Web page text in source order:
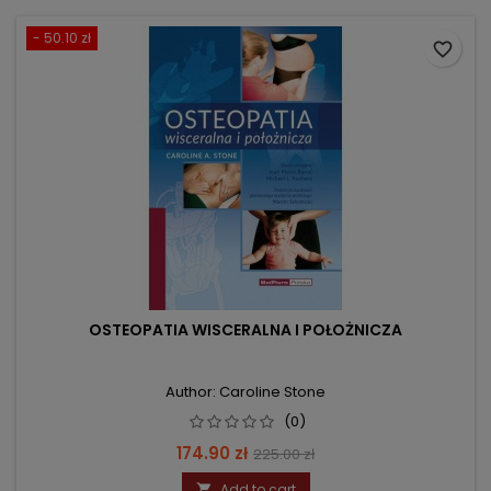
- 50.10 zł
OSTEOPATIA WISCERALNA I POŁOŻNICZA
Author: Caroline Stone
(0)
Price
174.90 zł Regular
price
225.00 zł
favorite_border